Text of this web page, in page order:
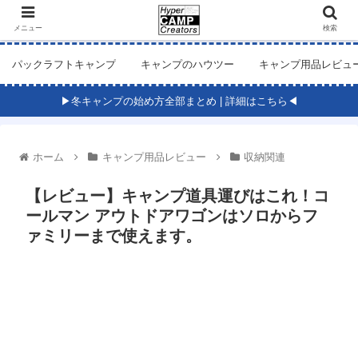
パックラフトキャンプ キャンプのハウツー キャンプ用品レビュ
▶冬キャンプの始め方全部まとめ | 詳細はこちら◀
ホーム キャンプ用品レビュー 収納関連
【レビュー】キャンプ道具運びはこれ！コ
ールマン アウトドアワゴンはソロからフ
ァミリーまで使えます。
メニュー 検索